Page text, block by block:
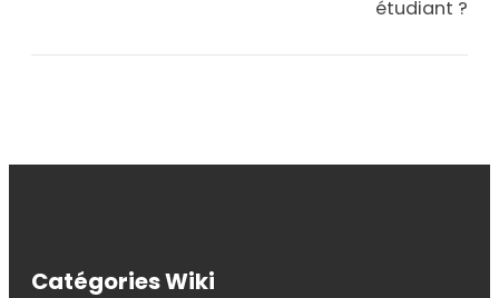
étudiant ?
Catégories Wiki